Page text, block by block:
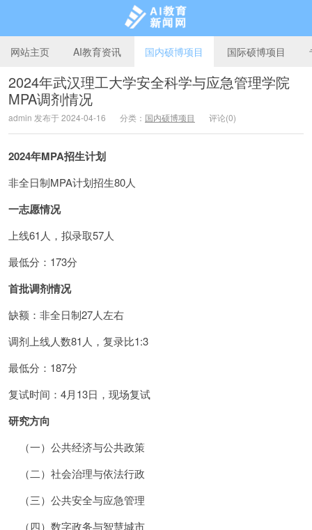
网站主页 AI教育资讯 国内硕博项目 国际硕博项目
2024年武汉理工大学安全科学与应急管理学院
MPA调剂情况
admin 发布于 2024-04-16 分类： 国内硕博项目 评论(0)
2024年MPA招生计划
非全日制MPA计划招生80人
一志愿情况
上线61人，拟录取57人
最低分：173分
首批调剂情况
缺额：非全日制27人左右
调剂上线人数81人，复录比1:3
最低分：187分
复试时间：4月13日，现场复试
研究方向
（一）公共经济与公共政策
（二）社会治理与依法行政
（三）公共安全与应急管理
（四）数字政务与智慧城市